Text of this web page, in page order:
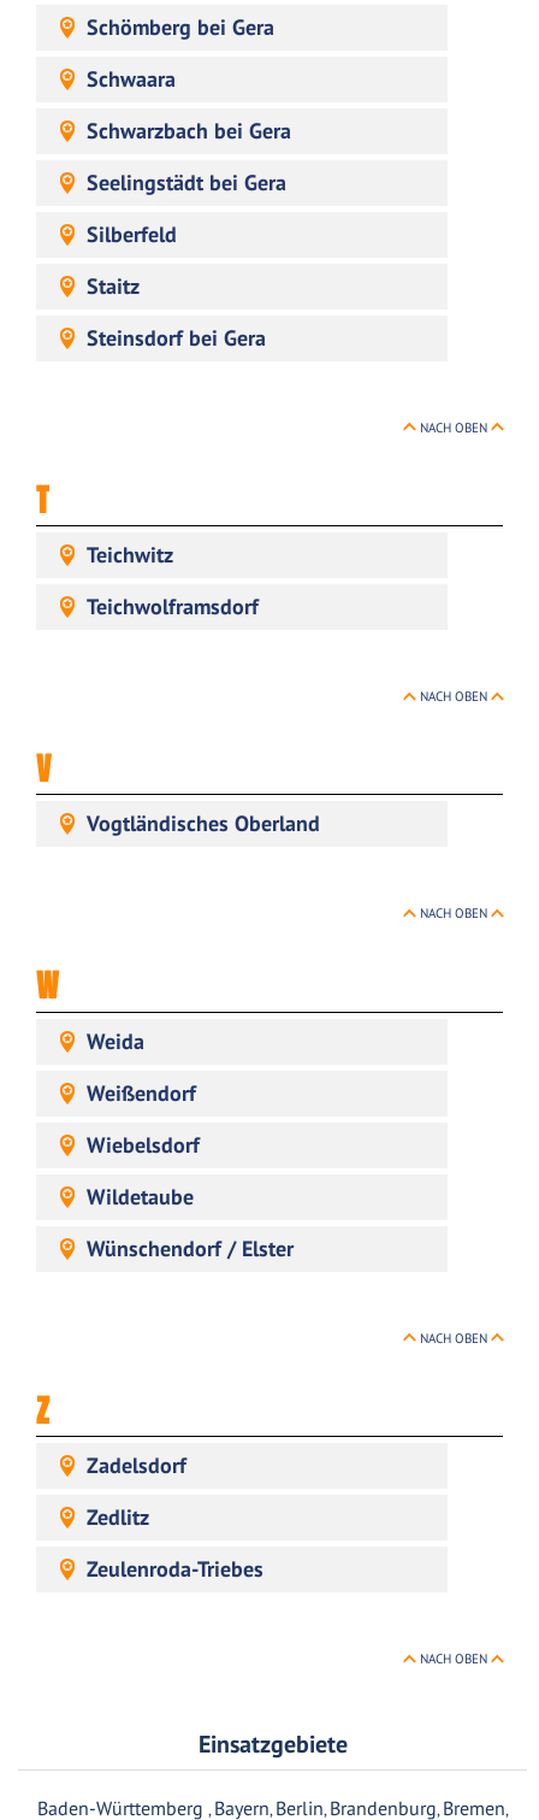
Schömberg bei Gera
Schwaara
Schwarzbach bei Gera
Seelingstädt bei Gera
Silberfeld
Staitz
Steinsdorf bei Gera
NACH OBEN
T
Teichwitz
Teichwolframsdorf
NACH OBEN
V
Vogtländisches Oberland
NACH OBEN
W
Weida
Weißendorf
Wiebelsdorf
Wildetaube
Wünschendorf / Elster
NACH OBEN
Z
Zadelsdorf
Zedlitz
Zeulenroda-Triebes
NACH OBEN
Einsatzgebiete
Baden-Württemberg ,Bayern,Berlin,Brandenburg,Bremen,